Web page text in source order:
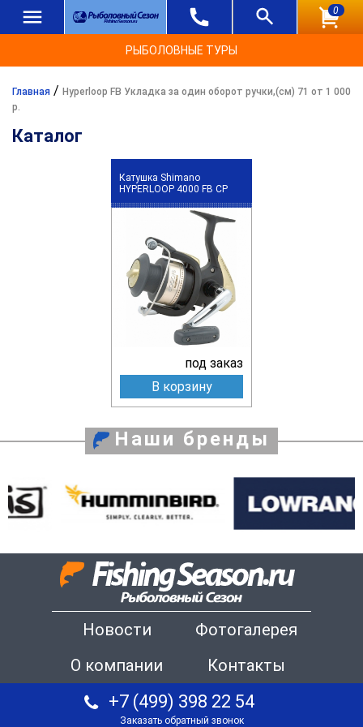
0
РЫБОЛОВНЫЕ ТУРЫ
Главная / Hyperloop FB Укладка за один оборот ручки,(см) 71 от 1 000
р.
Каталог
Катушка Shimano
HYPERLOOP 4000 FB CP
под заказ
В корзину
Наши бренды
Новости
Фотогалерея
О компании
Контакты
+7 (499) 398 22 54
Заказать обратный звонок